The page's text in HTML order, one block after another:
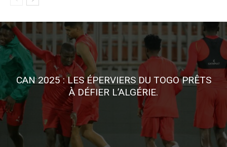
CAN 2025 : LES ÉPERVIERS DU TOGO PRÊTS
À DÉFIER L’ALGÉRIE.